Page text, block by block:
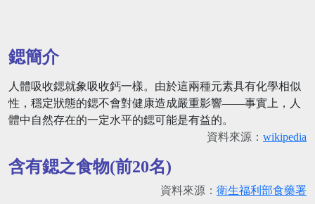
鍶簡介
人體吸收鍶就象吸收鈣一樣。由於這兩種元素具有化學相似
性，穩定狀態的鍶不會對健康造成嚴重影響——事實上，人
體中自然存在的一定水平的鍶可能是有益的。
資料來源： wikipedia
含有鍶之食物(前20名)
資料來源： 衛生福利部食藥署